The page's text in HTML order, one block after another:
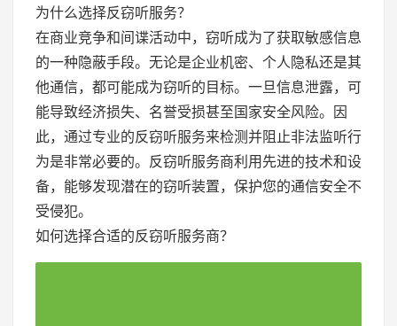
为什么选择反窃听服务？
在商业竞争和间谍活动中，窃听成为了获取敏感信息
的一种隐蔽手段。无论是企业机密、个人隐私还是其
他通信，都可能成为窃听的目标。一旦信息泄露，可
能导致经济损失、名誉受损甚至国家安全风险。因
此，通过专业的反窃听服务来检测并阻止非法监听行
为是非常必要的。反窃听服务商利用先进的技术和设
备，能够发现潜在的窃听装置，保护您的通信安全不
受侵犯。
如何选择合适的反窃听服务商？